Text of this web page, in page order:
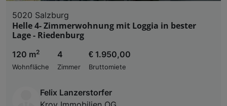
5020 Salzburg
Helle 4- Zimmerwohnung mit Loggia in bester
Lage - Riedenburg
120 m2
Wohnfläche
4
Zimmer
€ 1.950,00
Bruttomiete
Felix Lanzerstorfer